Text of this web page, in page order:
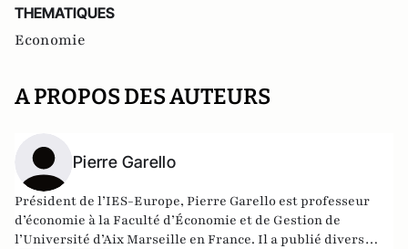
THEMATIQUES
Economie
A PROPOS DES AUTEURS
Pierre Garello
Président de l’IES-Europe, Pierre Garello est professeur
d’économie à la Faculté d’Économie et de Gestion de
l’Université d’Aix Marseille en France. Il a publié divers